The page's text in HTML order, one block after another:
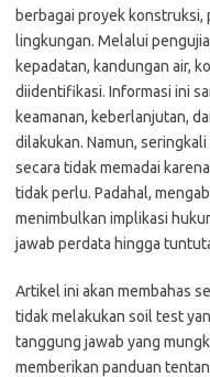
berbagai proyek konstruksi,
lingkungan. Melalui
kepadatan, kandungan air,
diidentifikasi. Informasi ini
keamanan, keberlanjutan,
dilakukan. Namun,
secara tidak memadai
tidak perlu. Padahal,
menimbulkan implikasi
jawab perdata hingga
Artikel ini akan membahas
tidak melakukan soil test
tanggung jawab yang
memberikan panduan